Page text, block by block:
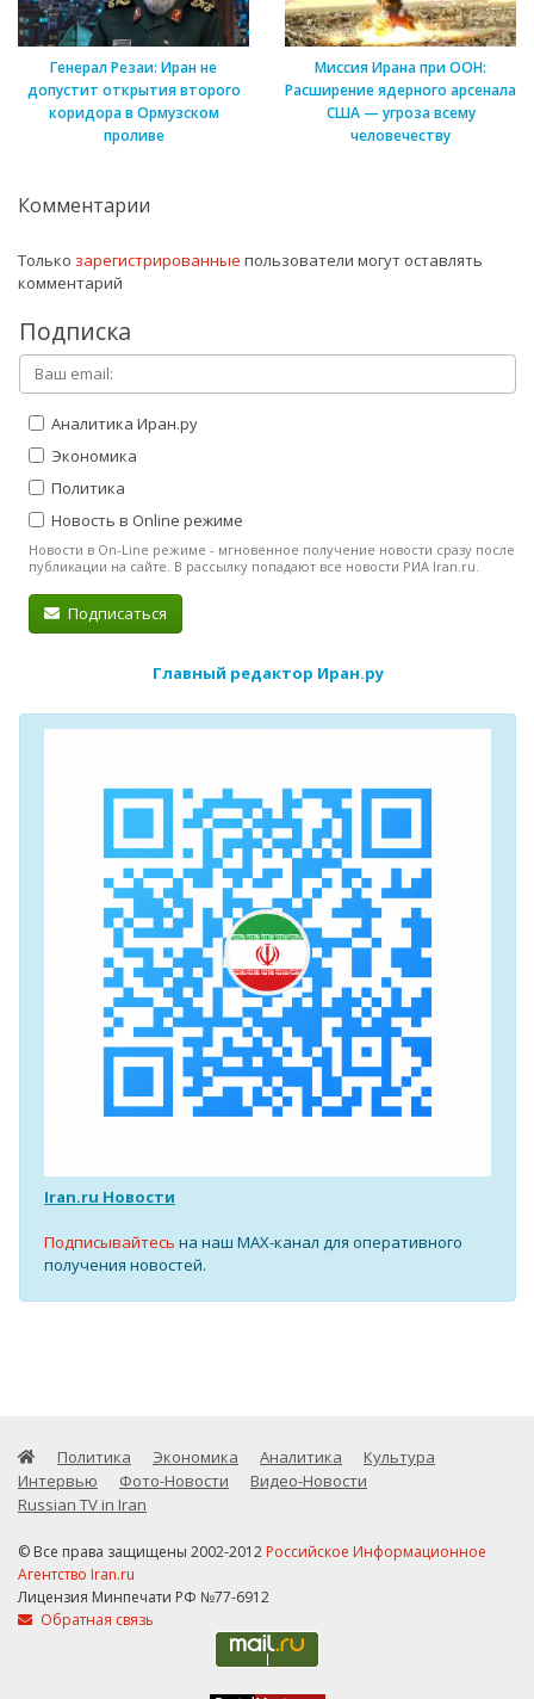
Генерал Резаи: Иран не
допустит открытия второго
коридора в Ормузском
проливе
Миссия Ирана при ООН:
Расширение ядерного арсенала
США — угроза всему
человечеству
Комментарии
Только зарегистрированные пользователи могут оставлять
комментарий
Подписка
Аналитика Иран.ру
Экономика
Политика
Новость в Online режиме
Новости в On-Line режиме - мгновенное получение новости сразу после
публикации на сайте. В рассылку попадают все новости РИА Iran.ru.
Подписаться
Главный редактор Иран.ру
Iran.ru Новости
Подписывайтесь на наш MAX-канал для оперативного
получения новостей.
Политика Экономика Аналитика
Культура
Интервью
Фото-Новости
Видео-Новости
Russian TV in Iran
© Все права защищены 2002-2012 Российское Информационное
Агентство Iran.ru
Лицензия Минпечати РФ №77-6912
Обратная связь